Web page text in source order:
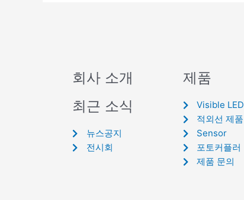
회사 소개
최근 소식
뉴스공지
전시회
제품
Visible LED
적외선 제품
Sensor
포토커플러
제품 문의